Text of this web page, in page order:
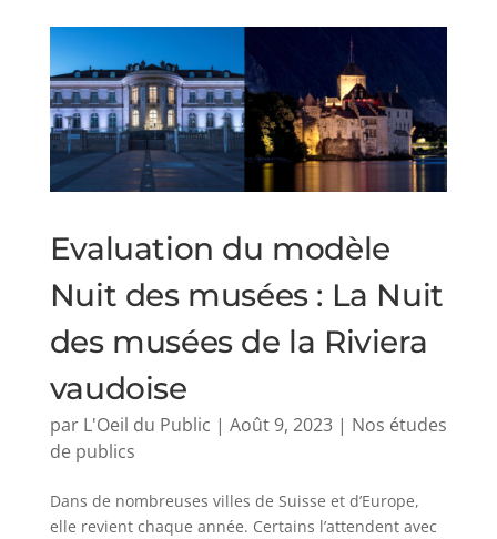
Evaluation du modèle
Nuit des musées : La Nuit
des musées de la Riviera
vaudoise
par L'Oeil du Public | Août 9, 2023| Nos études
de publics
Dans de nombreuses villes de Suisse et d’Europe,
elle revient chaque année. Certains l’attendent avec